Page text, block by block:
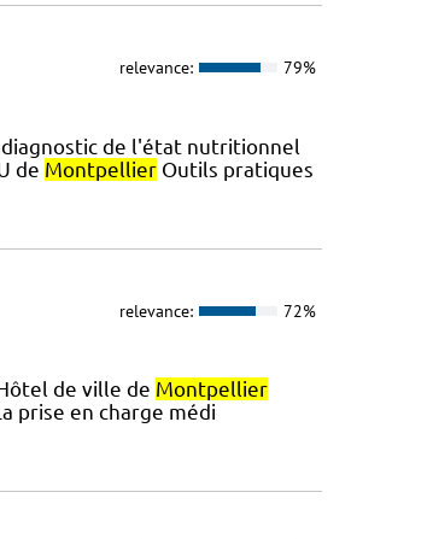
relevance: 79%
diagnostic de l'état nutritionnel
de MontpellierOutils pratiques
relevance: 72%
de ville de Montpellier
prise en charge médi